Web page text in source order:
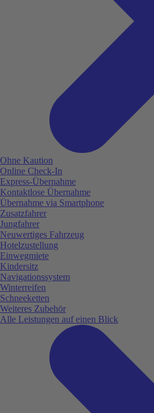
Ohne Kaution
Online Check-In
Express-Übernahme
Kontaktlose Übernahme
Übernahme via Smartphone
Zusatzfahrer
Jungfahrer
Neuwertiges Fahrzeug
Hotelzustellung
Einwegmiete
Kindersitz
Navigationssystem
Winterreifen
Schneeketten
Weiteres Zubehör
Alle Leistungen auf einen Blick